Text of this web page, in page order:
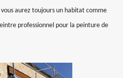
aurez toujours un habitat comme
professionnel pour la peinture de